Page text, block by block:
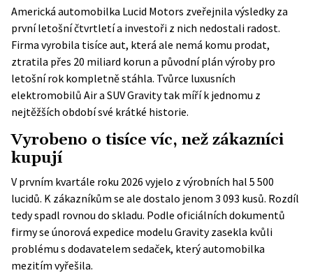
Americká automobilka Lucid Motors zveřejnila výsledky za
první letošní čtvrtletí a investoři z nich nedostali radost.
Firma vyrobila tisíce aut, která ale nemá komu prodat,
ztratila přes 20 miliard korun a původní plán výroby pro
letošní rok kompletně stáhla. Tvůrce luxusních
elektromobilů Air a SUV Gravity tak míří k jednomu z
nejtěžších období své krátké historie.
Vyrobeno o tisíce víc, než zákazníci
kupují
V prvním kvartále roku 2026 vyjelo z výrobních hal 5 500
lucidů. K zákazníkům se ale dostalo jenom 3 093 kusů. Rozdíl
tedy spadl rovnou do skladu. Podle oficiálních dokumentů
firmy se únorová expedice modelu Gravity zasekla kvůli
problému s dodavatelem sedaček, který automobilka
mezitím vyřešila.